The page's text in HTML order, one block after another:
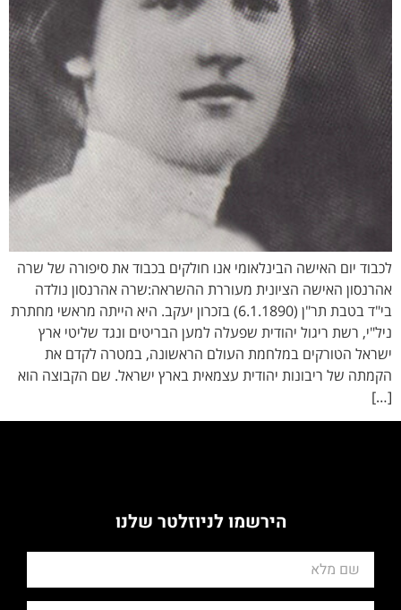
לכבוד יום האישה הבינלאומי אנו חולקים בכבוד את סיפורה של שרה
אהרנסון האישה הציונית מעוררת ההשראה:שרה אהרנסון נולדה
בי"ד בטבת תר"ן (6.1.1890) בזכרון יעקב. היא הייתה מראשי מחתרת
ניל"י, רשת ריגול יהודית שפעלה למען הבריטים ונגד שליטי ארץ
ישראל הטורקים במלחמת העולם הראשונה, במטרה לקדם את
הקמתה של ריבונות יהודית עצמאית בארץ ישראל. שם הקבוצה הוא
[…]
הירשמו לניוזלטר שלנו